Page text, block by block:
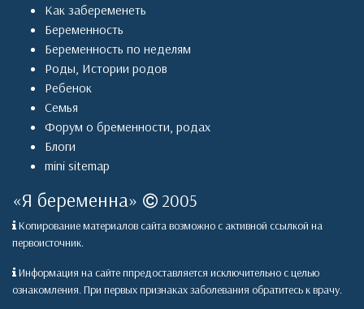
Как забеременеть
Беременность
Беременность по неделям
Роды, Истории родов
Ребенок
Семья
Форум о бременности, родах
Блоги
mini sitemap
«Я беременна» 2005
Копирование материалов сайта возможно с активной ссылкой на
первоисточник.
Информация на сайте ппредоставляется исключительно с целью
ознакомления. При первых признаках заболевания обратитесь к врачу.